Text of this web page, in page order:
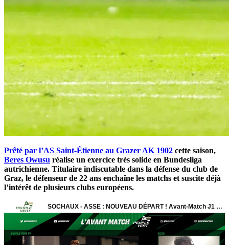
Prêté par l’AS Saint-Étienne au Grazer AK 1902 cette saison,
Beres Owusu réalise un exercice très solide en Bundesliga
autrichienne. Titulaire indiscutable dans la défense du club de
Graz, le défenseur de 22 ans enchaîne les matchs et suscite déjà
l’intérêt de plusieurs clubs européens.